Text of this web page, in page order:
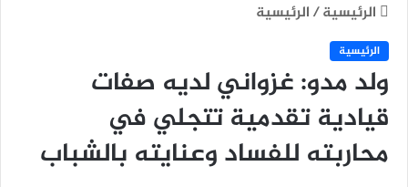
الرئيسية/الرئيسية
الرئيسية
ولد مدو: غزواني لديه صفات
قيادية تقدمية تتجلي في
محاربته للفساد وعنايته بالشباب